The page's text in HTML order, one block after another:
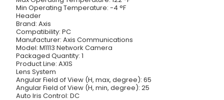
Min Operating Temperature: -4 °F
Header
Brand: Axis
Compatibility: PC
Manufacturer: Axis Communications
Model: M1113 Network Camera
Packaged Quantity: 1
Product Line: AXIS
Lens System
Angular Field of View (H, max, degree): 65
Angular Field of View (H, min, degree): 25
Auto Iris Control: DC